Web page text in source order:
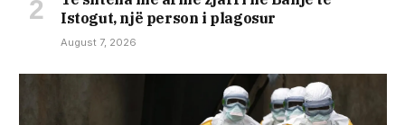
Istogut, një person i plagosur
August 7, 2026